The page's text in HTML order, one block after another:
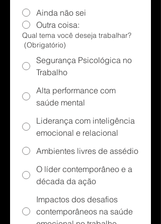
Ainda não sei
Outra coisa:
Qual tema você deseja trabalhar?
(Obrigatório)
Segurança Psicológica no
Trabalho
Alta performance com
saúde mental
Liderança com inteligência
emocional e relacional
Ambientes livres de assédio
O líder contemporâneo e a
década da ação
Impactos dos desafios
contemporâneos na saúde